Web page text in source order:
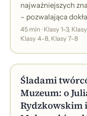
najważniejszych
– pozwalająca
znaczenie i zmiany
45 min · Klasy 1-3,
Klasy 4-8, Klasy 7-8
Śladami
Muzeum: o
Rydzkowskim